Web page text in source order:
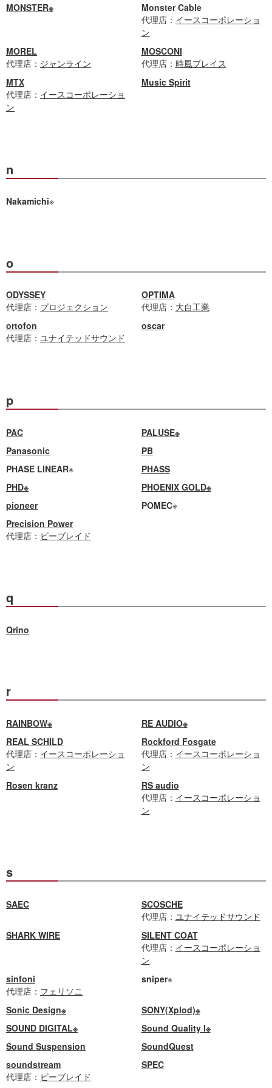
MONSTER※
Monster Cable
代理店： イースコーポレーショ
ン
MOREL
代理店： ジャンライン
MOSCONI
代理店： 時風プレイス
MTX
代理店： イースコーポレーショ
ン
Music Spirit
n
Nakamichi※
o
ODYSSEY
代理店： プロジェクション
OPTIMA
代理店： 大自工業
ortofon
代理店： ユナイテッドサウンド
oscar
p
PAC
PALUSE※
Panasonic
PB
PHASE LINEAR※
PHASS
PHD※
PHOENIX GOLD※
pioneer
POMEC※
Precision Power
代理店： ビーブレイド
q
Qrino
r
RAINBOW※
RE AUDIO※
REAL SCHILD
代理店： イースコーポレーショ
ン
Rockford Fosgate
代理店： イースコーポレーショ
ン
Rosen kranz
RS audio
代理店： イースコーポレーショ
ン
s
SAEC
SCOSCHE
代理店： ユナイテッドサウンド
SHARK WIRE
SILENT COAT
代理店： イースコーポレーショ
ン
sinfoni
代理店： フェリソニ
sniper※
Sonic Design※
SONY(Xplod)※
SOUND DIGITAL※
Sound Quality I※
Sound Suspension
SoundQuest
soundstream
代理店： ビーブレイド
SPEC